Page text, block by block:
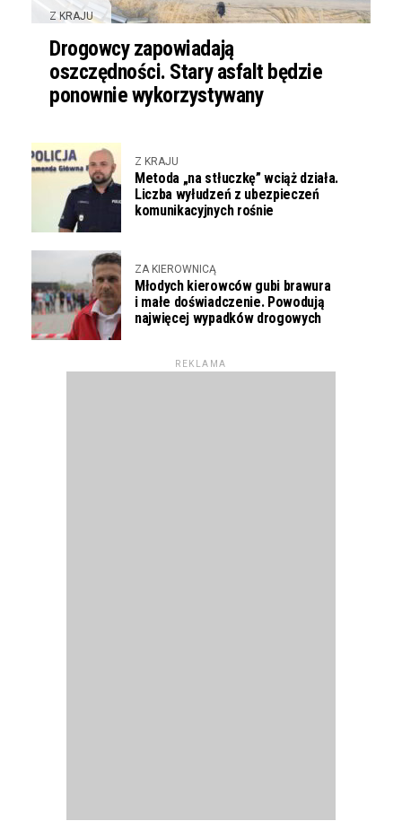
Z KRAJU
Drogowcy zapowiadają
oszczędności. Stary asfalt będzie
ponownie wykorzystywany
Z KRAJU
Metoda „na stłuczkę” wciąż działa.
Liczba wyłudzeń z ubezpieczeń
komunikacyjnych rośnie
ZA KIEROWNICĄ
Młodych kierowców gubi brawura
i małe doświadczenie. Powodują
najwięcej wypadków drogowych
REKLAMA